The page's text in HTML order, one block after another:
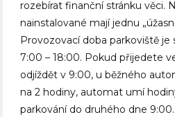
rozebírat finanční stránku věci.
nainstalované mají jednu
Provozovací doba parkoviště
7:00 – 18:00. Pokud přijedete
odjíždět v 9:00, u běžného
na 2 hodiny, automat umí
parkování do druhého dne